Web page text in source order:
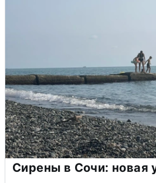
Сирены в Сочи: новая